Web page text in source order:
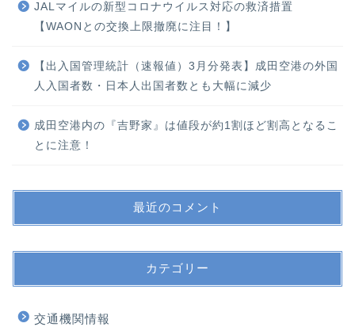
JALマイルの新型コロナウイルス対応の救済措置
【WAONとの交換上限撤廃に注目！】
【出入国管理統計（速報値）3月分発表】成田空港の外国
人入国者数・日本人出国者数とも大幅に減少
成田空港内の『吉野家』は値段が約1割ほど割高となるこ
とに注意！
最近のコメント
カテゴリー
交通機関情報